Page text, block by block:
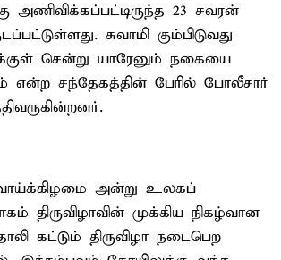
அணிவிக்கப்பட்டிருந்த 23 சவரன்
சுவாமி கும்பிடுவது
சென்று யாரேனும் நகையை
என்ற சந்தேகத்தின் பேரில் போலீசார்
அன்று உலகப்
திருவிழாவின் முக்கிய நிகழ்வான
கட்டும் திருவிழா நடைபெற